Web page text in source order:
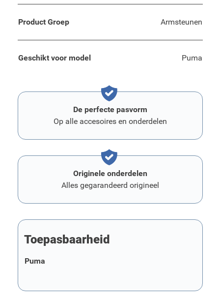
Product Groep Armsteunen
Geschikt voor model Puma
De perfecte pasvorm
Op alle accesoires en onderdelen
Originele onderdelen
Alles gegarandeerd origineel
Toepasbaarheid
Puma